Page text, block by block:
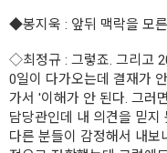
◆봉지욱 : 앞뒤 맥락을 모
◇최정규 : 그렇죠. 그리고
0일이 다가오는데 결재가
가서 '이해가 안 된다. 그러
담당관인데 내 의견을 믿지
다른 분들이 감정해서 내